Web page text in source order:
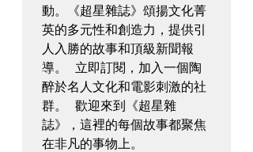
動。《超星雜誌》頌揚文化菁
英的多元性和創造力，提供引
人入勝的故事和頂級新聞報
導。 立即訂閱，加入一個陶
醉於名人文化和電影刺激的社
群。 歡迎來到《超星雜
誌》，這裡的每個故事都聚焦
在非凡的事物上。